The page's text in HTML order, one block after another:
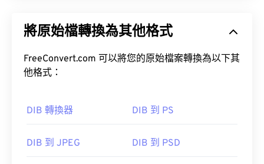
將原始檔轉換為其他格式
FreeConvert.com 可以將您的原始檔案轉換為以下其
他格式：
DIB 轉換器 DIB 到 PS
DIB 到 JPEG DIB 到 PSD